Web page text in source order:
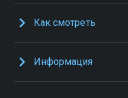
Как смотреть
Информация